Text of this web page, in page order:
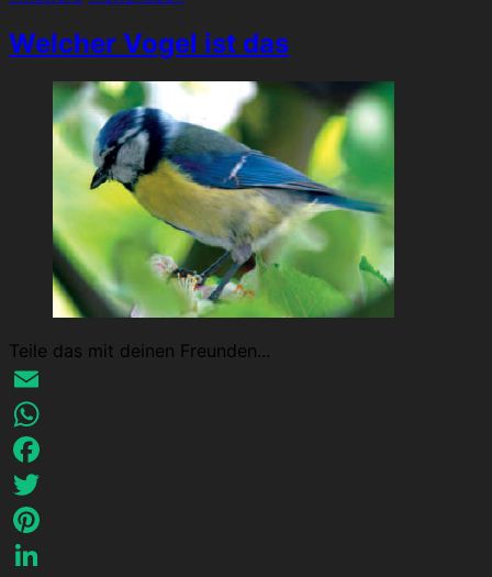
Welcher Vogel ist das
Teile das mit deinen Freunden...
Email
WhatsApp
Facebook
Twitter
Pinterest